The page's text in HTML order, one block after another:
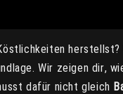
herstellst?
Wir zeigen dir,
dafür nicht gleich